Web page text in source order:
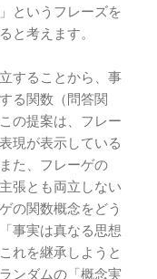
というフレーズを
と考えます。
することから、事
る関数（問答関
の提案は、フレー
現が表示している
た、フレーゲの
張とも両立しない
の関数概念をどう
事実は真なる思想
れを継承しようと
ンダムの「概念実